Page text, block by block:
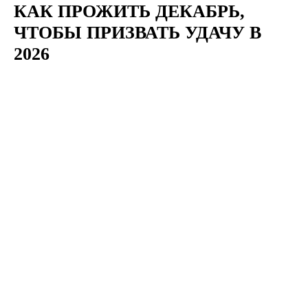
КАК ПРОЖИТЬ ДЕКАБРЬ,
ЧТОБЫ ПРИЗВАТЬ УДАЧУ В
2026